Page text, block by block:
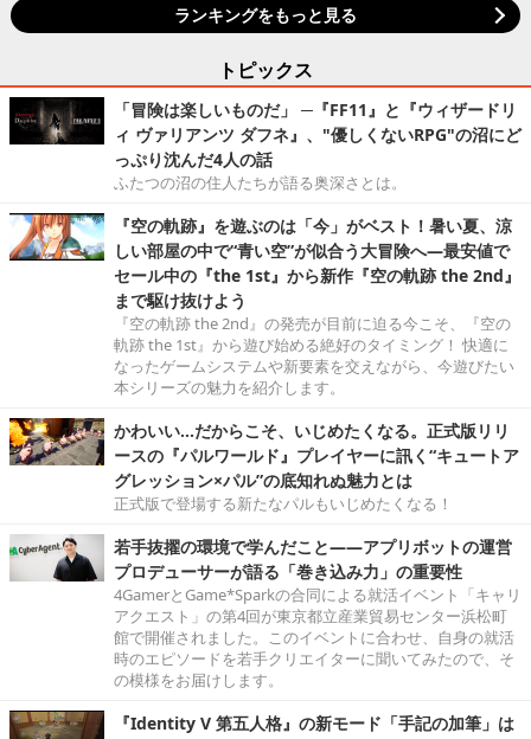
ランキングをもっと見る
トピックス
「冒険は楽しいものだ」 ─『FF11』と『ウィザードリ
ィ ヴァリアンツ ダフネ』、"優しくないRPG"の沼にど
っぷり沈んだ4人の話
ふたつの沼の住人たちが語る奥深さとは。
『空の軌跡』を遊ぶのは「今」がベスト！暑い夏、涼
しい部屋の中で“青い空”が似合う大冒険へ―最安値で
セール中の『the 1st』から新作『空の軌跡 the 2nd』
まで駆け抜けよう
『空の軌跡 the 2nd』の発売が目前に迫る今こそ、『空の
軌跡 the 1st』から遊び始める絶好のタイミング！ 快適に
なったゲームシステムや新要素を交えながら、今遊びたい
本シリーズの魅力を紹介します。
かわいい…だからこそ、いじめたくなる。正式版リリ
ースの『パルワールド』プレイヤーに訊く“キュートア
グレッション×パル”の底知れぬ魅力とは
正式版で登場する新たなパルもいじめたくなる！
若手抜擢の環境で学んだこと――アプリボットの運営
プロデューサーが語る「巻き込み力」の重要性
4GamerとGame*Sparkの合同による就活イベント「キャリ
アクエスト」の第4回が東京都立産業貿易センター浜松町
館で開催されました。このイベントに合わせ、自身の就活
時のエピソードを若手クリエイターに聞いてみたので、そ
の模様をお届けします。
『Identity V 第五人格』の新モード「手記の加筆」は